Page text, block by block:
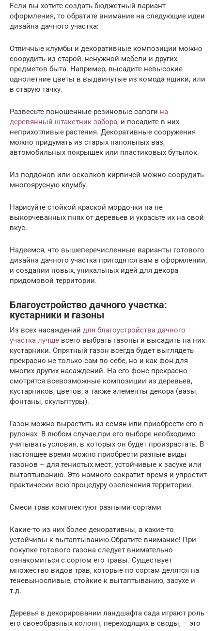
Если вы хотите создать бюджетный вариант
оформления, то обратите внимание на следующие идеи
дизайна дачного участка:
Отличные клумбы и декоративные композиции можно
соорудить из старой, ненужной мебели и других
предметов быта. Например, высадите невысокие
однолетние цветы в выдвинутые из комода ящики, или
в старую тачку.
Развесьте поношенные резиновые сапоги на
деревянный штакетник забора, и посадите в них
неприхотливые растения. Декоративные сооружения
можно придумать из старых напольных ваз,
автомобильных покрышек или пластиковых бутылок.
Из поддонов или осколков кирпичей можно соорудить
многоярусную клумбу.
Нарисуйте стойкой краской мордочки на не
выкорчеванных пнях от деревьев и украсьте их на свой
вкус.
Надеемся, что вышеперечисленные варианты готового
дизайна дачного участка пригодятся вам в оформлении,
и создании новых, уникальных идей для декора
придомовой территории.
Благоустройство дачного участка:
кустарники и газоны
Из всех насаждений для благоустройства дачного
участка лучше всего выбрать газоны и высадить на них
кустарники. Опрятный газон всегда будет выглядеть
прекрасно не только сам по себе, но и как фон для
многих других насаждений. На его фоне прекрасно
смотрятся всевозможные композиции из деревьев,
кустарников, цветов, а также элементы декора (вазы,
фонтаны, скульптуры).
Газон можно вырастить из семян или приобрести его в
рулонах. В любом случае,при его выборе необходимо
учитывать условия, в которых он будет произрастать. В
настоящее время можно приобрести разные виды
газонов – для тенистых мест, устойчивые к засухе или
вытаптыванию. Это намного сократит время и упростит
практически всю процедуру озеленения территории.
Смеси трав комплектуют разными сортами
Какие-то из них более декоративны, а какие-то
устойчивы к вытаптыванию.Обратите внимание! При
покупке готового газона следует внимательно
ознакомиться с сортом его травы. Существует
множество видов трав, которые по сортам делятся на
теневыносливые, стойкие к вытаптыванию, засухе и
т.д.
Деревья в декорировании ландшафта сада играют роль
его своеобразных колонн, переходящих в своды, – это